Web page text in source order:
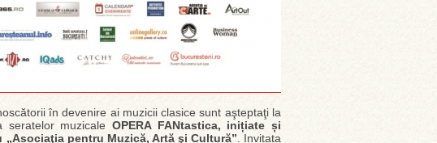
în devenire ai muzicii clasice sunt aşteptaţi la
muzicale OPERA FANtastica, inițiate și
pentru Muzică, Artă şi Cultură” . Invitata